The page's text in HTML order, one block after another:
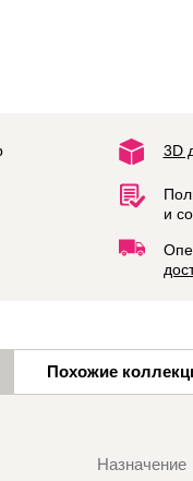
3D
и
Похожие
Назначение